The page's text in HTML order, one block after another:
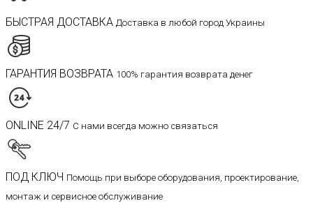
БЫСТРАЯ ДОСТАВКА Доставка в любой город Украины
ГАРАНТИЯ ВОЗВРАТА 100% гарантия возврата денег
ONLINE 24/7 С нами всегда можно связаться
ПОД КЛЮЧ Помощь при выборе оборудования, проектирование,
монтаж и сервисное обслуживание